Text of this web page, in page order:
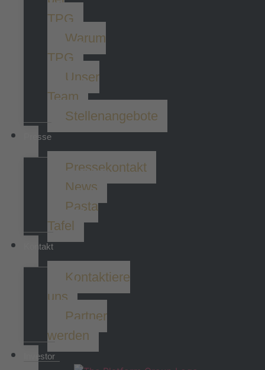
TPG
Warum
TPG
Unser
Team
Stellenangebote
Presse
Pressekontakt
News
Pasta
Tafel
Kontakt
Kontaktiere
uns
Partner
werden
Investor